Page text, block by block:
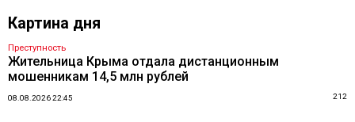
Картина дня
Преступность
Жительница Крыма отдала дистанционным
мошенникам 14,5 млн рублей
08.08.2026 22:45 212